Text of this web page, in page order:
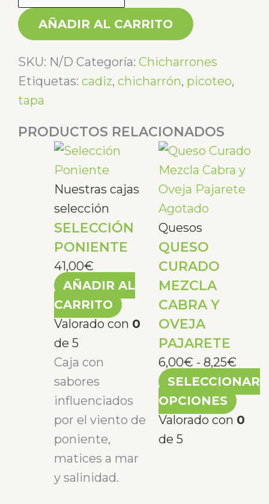
cantidad
AÑADIR AL CARRITO
SKU: N/D Categoría: Chicharrones
Etiquetas: cadiz, chicharrón, picoteo,
tapa
PRODUCTOS RELACIONADOS
Nuestras cajas
selección
SELECCIÓN
PONIENTE
41,00€
AÑADIR AL
CARRITO
Valorado con 0
de 5
Caja con
sabores
influenciados
por el viento de
poniente,
matices a mar
y salinidad.
Agotado
Quesos
QUESO
CURADO
MEZCLA
CABRA Y
OVEJA
PAJARETE
6,00€ - 8,25€
de
SELECCIONAR
OPCIONES
Este
tiene
de
Valorado con 0
de 5